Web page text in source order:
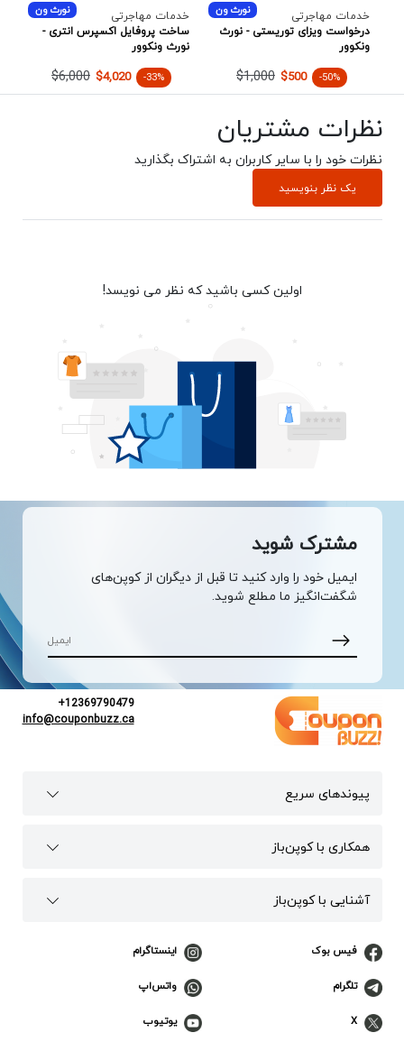
نورث ون
خدمات مهاجرتی
درخواست ویزای توریستی - نورث
ونکوور
$1,000 $500 -50%
نورث ون
خدمات مهاجرتی
ساخت پروفایل اکسپرس انتری -
نورث ونکوور
$6,000 $4,020 -33%
نظرات مشتریان
نظرات خود را با سایر کاربران به اشتراک بگذارید
یک نظر بنویسید
اولین کسی باشید که نظر می نویسد!
مشترک شوید
ایمیل خود را وارد کنید تا قبل از دیگران از کوپن‌های
شگفت‌انگیز ما مطلع شوید.
+12369790479
info@couponbuzz.ca
پیوند‌های سریع
همکاری با کوپن‌باز
آشنایی با کوپن‌باز
فیس بوک اینستاگرام
تلگرام واتس‌اپ
X یوتیوب